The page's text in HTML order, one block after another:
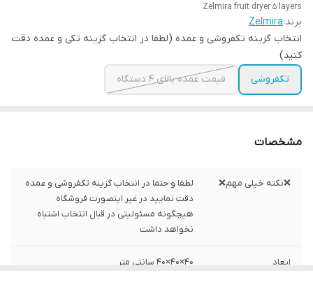
Zelmira fruit dryer 5 layers
برند:Zelmira
انتخاب گزینه تکفروشی و عمده (لطفا در انتخاب گزینه تکی و عمده دقت
کنید)
تکفروشی
قیمت عمده بالای ۴ دستگاه
مشخصات
❌نکته خیلی مهم❌
لطفا و حتما در انتخاب گزینه تکفروشی و عمده
دقت نمایید در غیر اینصورت فروشگاه
هیچگونه مسئولیتی در قبال انتخاب اشتباه
نخواهد داشت
ابعاد ۴۰×۴۰×۴۰ سانتی متر